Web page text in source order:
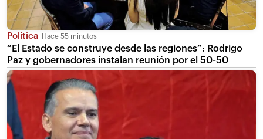
Política Hace 55 minutos
“El Estado se construye desde las regiones”: Rodrigo
Paz y gobernadores instalan reunión por el 50-50